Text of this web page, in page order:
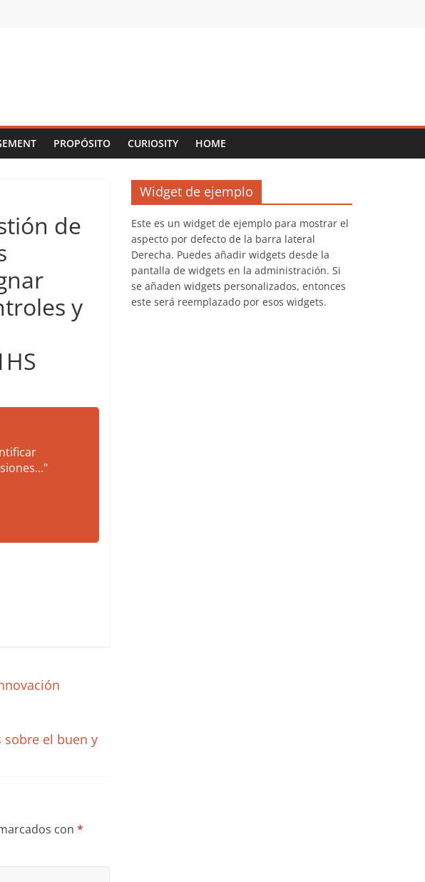
PROPÓSITO CURIOSITY HOME
de
y
sobre el buen y
con *
Widget de ejemplo
Este es un widget de ejemplo para mostrar el
aspecto por defecto de la barra lateral
Derecha. Puedes añadir widgets desde la
pantalla de widgets en la administración. Si
se añaden widgets personalizados, entonces
este será reemplazado por esos widgets.